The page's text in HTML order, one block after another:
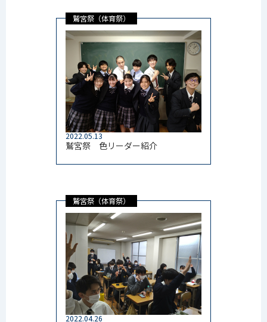
鷲宮祭（体育祭）
2022.05.13
鷲宮祭 色リーダー紹介
鷲宮祭（体育祭）
2022.04.26